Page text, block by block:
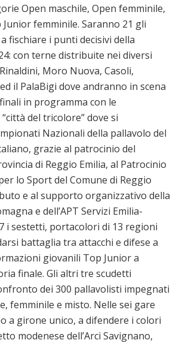
Open maschile, Open femminile,
femminile. Saranno 21 gli
fischiare i punti decisivi della
con terne distribuite nei diversi
Moro Nuova, Casoli,
il PalaBigi dove andranno in scena
in programma con le
del tricolore” dove si
Nazionali della pallavolo del
grazie al patrocinio del
di Reggio Emilia, al Patrocinio
lo Sport del Comune di Reggio
e al supporto organizzativo della
e dell’APT Servizi Emilia-
i sestetti, portacolori di 13 regioni
battaglia tra attacchi e difese a
giovanili Top Junior a
finale. Gli altri tre scudetti
dei 300 pallavolisti impegnati
femminile e misto. Nelle sei gare
a girone unico, a difendere i colori
modenese dell’Arci Savignano,